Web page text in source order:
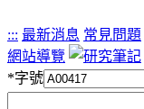
::: 最新消息 常見問題
網站導覽
*字號